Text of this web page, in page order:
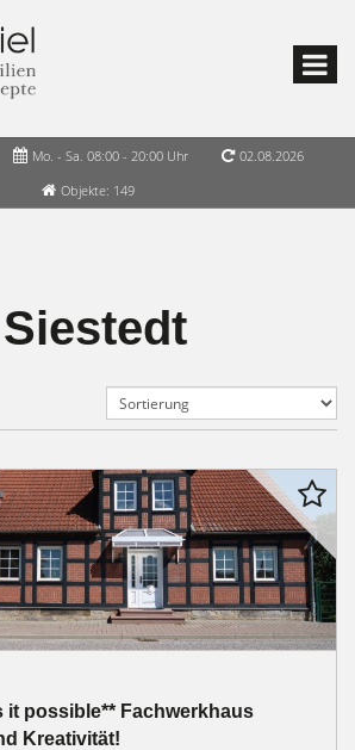
Mo. - Sa. 08:00 - 20:00 Uhr
02.08.2026
Objekte: 149
it possible** Fachwerkhaus
Kreativität!